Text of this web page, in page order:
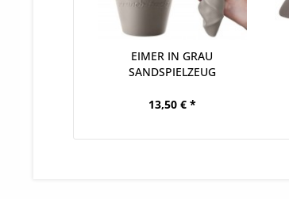
EIMER IN GRAU
SANDSPIELZEUG
13,50 € *